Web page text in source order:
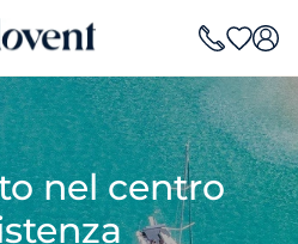
nel centro